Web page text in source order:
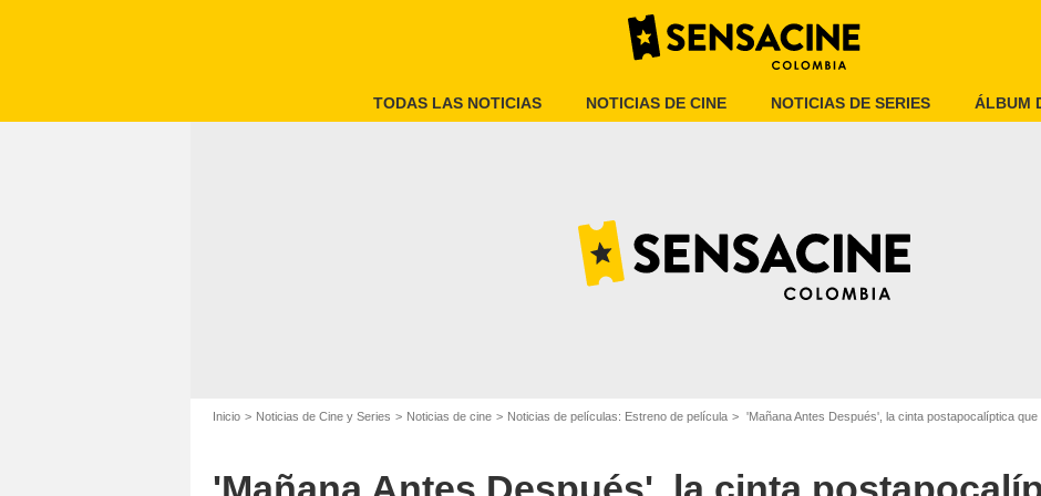
TODAS LAS NOTICIAS NOTICIAS DE CINE NOTICIAS DE SERIES ÁLBUM
Inicio Noticias de Cine y Series Noticias de cine Noticias de películas: Estreno de película 'Mañana Antes Después', la cinta postapocalíptica que